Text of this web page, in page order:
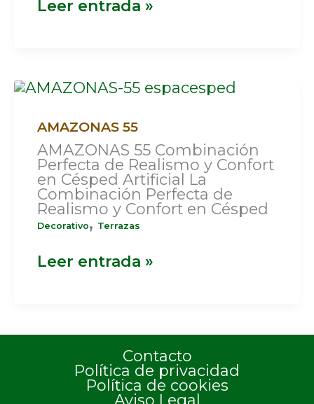
Leer entrada »
AMAZONAS 55
AMAZONAS 55 Combinación
Perfecta de Realismo y Confort
en Césped Artificial La
Combinación Perfecta de
Realismo y Confort en Césped
Decorativo, Terrazas
AMAZONAS
Leer entrada »
Contacto
Política de privacidad
Política de cookies
Aviso Legal